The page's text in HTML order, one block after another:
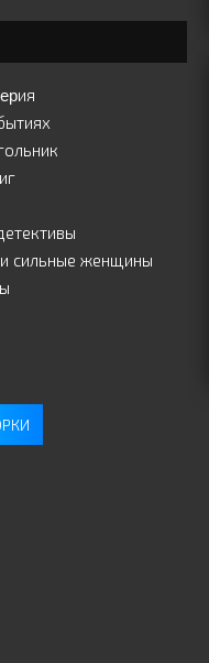
сильные женщины